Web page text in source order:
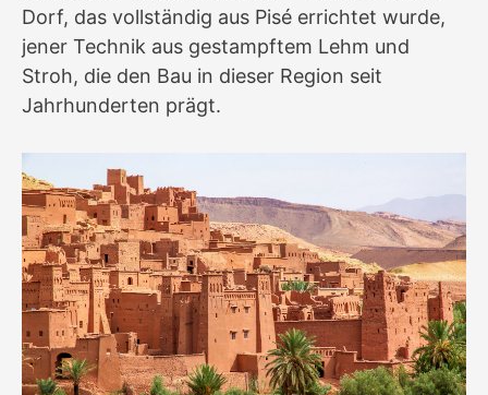
Dorf, das vollständig aus Pisé errichtet wurde,
jener Technik aus gestampftem Lehm und
Stroh, die den Bau in dieser Region seit
Jahrhunderten prägt.